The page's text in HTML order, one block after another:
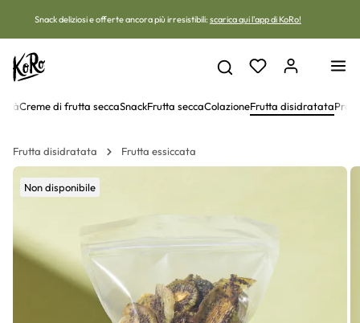
Snack deliziosi e offerte ancora più irresistibili: scarica qui l'app di KoRo!
Creme di frutta seccaSnackFrutta seccaColazioneFrutta disidratata
Frutta disidratata Frutta essiccata
Non disponibile